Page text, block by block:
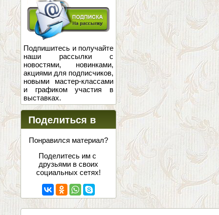
новости
Подпишитесь и получайте
наши рассылки с
новостями, новинками,
акциями для подписчиков,
новыми мастер-классами
и графиком участия в
выставках.
Поделиться в
соцсетях
Понравился материал?
Поделитесь им с
друзьями в своих
социальных сетях!